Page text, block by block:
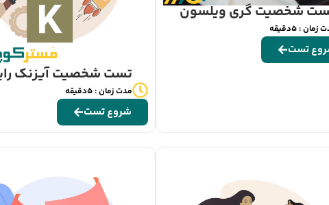
شخصیت گری ویلسون
زمان : 5دقیقه
تست
تست شخصیت آیزنک
مدت زمان : 5دقیقه
شروع تست